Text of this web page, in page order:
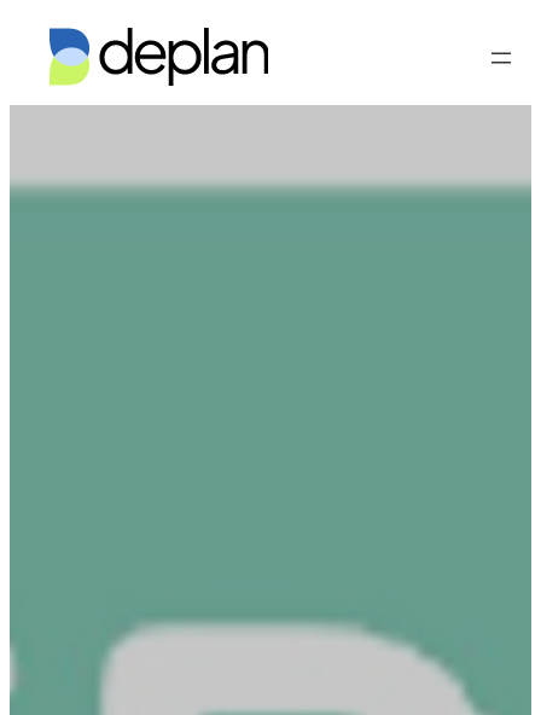
contingut